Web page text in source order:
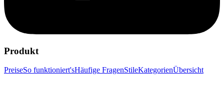
Produkt
PreiseSo funktioniert'sHäufige FragenStileKategorienÜbersicht